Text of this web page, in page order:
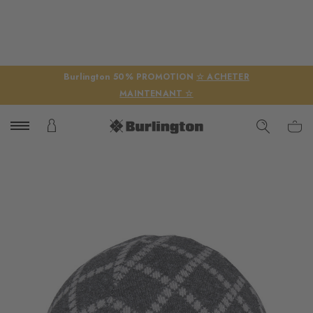
Burlington 50% PROMOTION ☆ ACHETER
MAINTENANT ☆